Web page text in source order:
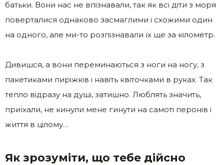
батьки. Вони нас не впізнавали, так як всі діти з моря
поверталися однаково засмаглими і схожими один
на одного, але ми-то розпізнавали їх ще за кілометр.
Дивишся, а вони переминаються з ноги на ногу, з
пакетиками пиріжків і навіть квіточками в руках. Так
тепло відразу на душі, затишно. Люблять значить,
приїхали, не кинули мене гинути на самоті перонів і
життя в цілому…
Як зрозуміти, що тебе дійсно